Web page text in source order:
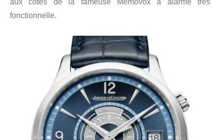
aux côtés de la fameuse Memovox à alarme très
fonctionnelle.